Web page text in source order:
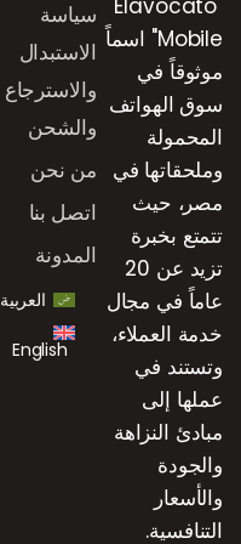
"Elavocato
Mobile" اسماً
موثوقاً في
سوق الهواتف
المحمولة
وملحقاتها في
مصر، حيث
تتمتع بخبرة
تزيد عن 20
عاماً في مجال
خدمة العملاء،
وتستند في
عملها إلى
مبادئ النزاهة
والجودة
والأسعار
التنافسية.
سياسة
الاستبدال
والاسترجاع
والشحن
من نحن
اتصل بنا
المدونة
العربية
English